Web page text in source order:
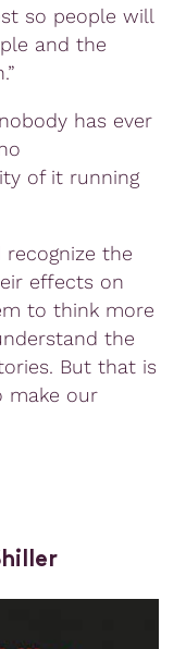
so people will
and the
has ever
of it running
the
effects on
to think more
the
But that is
make our